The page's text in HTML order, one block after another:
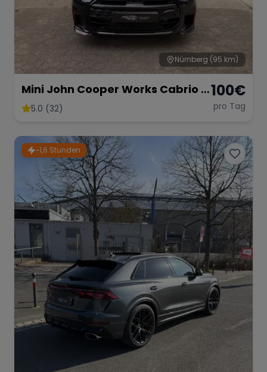
Nürnberg (95 km)
Mini John Cooper Works Cabrio –
Fahrspaß Offenes Verdeck
5.0 (32)
100€
pro Tag
~1,6 Stunden